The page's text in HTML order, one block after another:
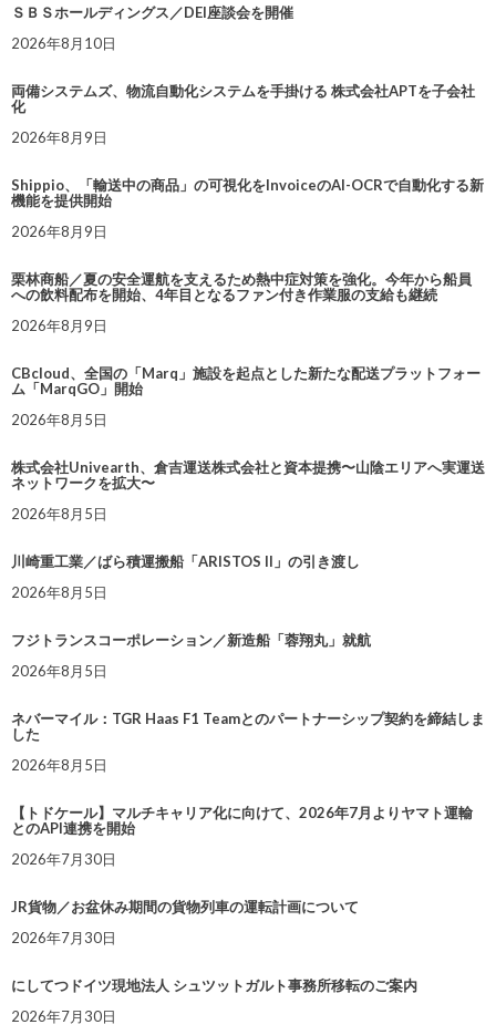
ＳＢＳホールディングス／DEI座談会を開催
2026年8月10日
両備システムズ、物流自動化システムを手掛ける 株式会社APTを子会社
化
2026年8月9日
Shippio、「輸送中の商品」の可視化をInvoiceのAI-OCRで自動化する新
機能を提供開始
2026年8月9日
栗林商船／夏の安全運航を支えるため熱中症対策を強化。今年から船員
への飲料配布を開始、4年目となるファン付き作業服の支給も継続
2026年8月9日
CBcloud、全国の「Marq」施設を起点とした新たな配送プラットフォー
ム「MarqGO」開始
2026年8月5日
株式会社Univearth、倉吉運送株式会社と資本提携〜山陰エリアへ実運送
ネットワークを拡大〜
2026年8月5日
川崎重工業／ばら積運搬船「ARISTOS II」の引き渡し
2026年8月5日
フジトランスコーポレーション／新造船「蓉翔丸」就航
2026年8月5日
ネバーマイル：TGR Haas F1 Teamとのパートナーシップ契約を締結しま
した
2026年8月5日
【トドケール】マルチキャリア化に向けて、2026年7月よりヤマト運輸
とのAPI連携を開始
2026年7月30日
JR貨物／お盆休み期間の貨物列車の運転計画について
2026年7月30日
にしてつドイツ現地法人 シュツットガルト事務所移転のご案内
2026年7月30日